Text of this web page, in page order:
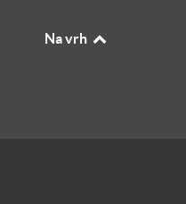
Na vrh